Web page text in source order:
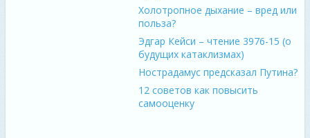
Холотропное дыхание – вред или
польза?
Эдгар Кейси – чтение 3976-15 (о
будущих катаклизмах)
Нострадамус предсказал Путина?
12 советов как повысить
самооценку